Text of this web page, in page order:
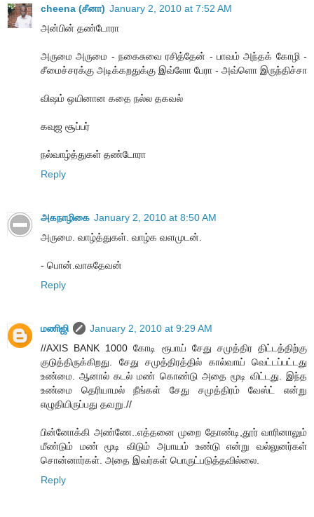
cheena (சீனா) January 2, 2010 at 7:52 AM
அன்பின் தண்டோரா
அருமை அருமை - நகைசுவை ரசித்தேன் - பாவம் அந்தக் கோழி -
சீமைச்சரக்கு அடிக்கறதுக்கு இவ்ளோ பேரா - அவ்ளொ இருந்திச்சா
விஷம் ஒயினான கதை நல்ல தகவல்
கவுஜ சூப்பர்
நல்வாழ்த்துகள் தண்டோரா
Reply
அகநாழிகை January 2, 2010 at 8:50 AM
அருமை. வாழ்த்துகள். வாழ்க வளமுடன்.
- பொன்.வாசுதேவன்
Reply
மணிஜி
January 2, 2010 at 9:29 AM
//AXIS BANK 1000 கோடி ரூபாய் சேது சமுத்திர திட்டத்திற்கு
குடுத்திருக்கிறது. சேது சமுத்திரத்தில் கால்வாய் வெட்டப்பட்டது
உண்மை. ஆனால் கடல் மண் கொண்டு அதை மூடி விட்டது. இந்த
உண்மை தெரியாமல் நீங்கள் சேது சமுத்திரம் வேஸ்ட் என்று
எழுதியிருப்பது தவறு.//
பின்னோக்கி அண்ணே..எத்தனை முறை தோண்டி,தூர் வாரினாலும்
மீண்டும் மண் மூடி விடும் அபாயம் உண்டு என்று வல்லுனர்கள்
சொன்னார்கள். அதை இவர்கள் பொருட்படுத்தவில்லை.
Reply